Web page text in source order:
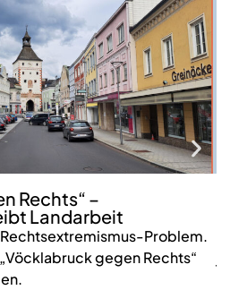
Rechts“ –
Landarbeit
Problem.
gegen Rechts“